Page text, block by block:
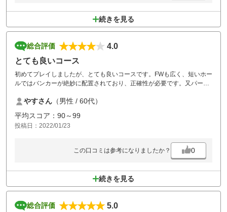
続きを見る
総合評価
4.0
とても良いコース
初めてプレイしましたが、とても良いコースです。FWも広く、短いホー
ルではバンカーが絶妙に配置されており、正確性が必要です。又パー5
ンジュレーシがあり、手こずりました。リベンジしてみたいコースで満
足しました。
やすさん （男性 / 60代）
平均スコア：90～99
投稿日：2022/01/23
この口コミは参考になりましたか？ 0
続きを見る
総合評価
5.0